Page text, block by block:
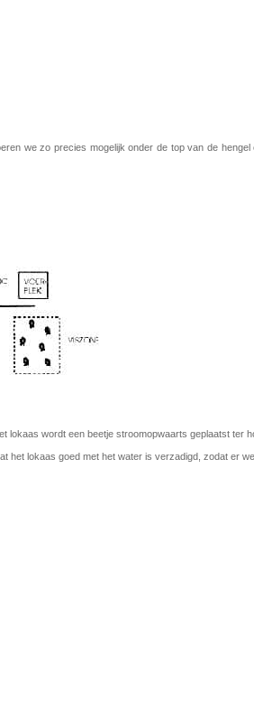
we zo precies mogelijk onder de top van de hengel
lokaas wordt een beetje stroomopwaarts geplaatst ter
het lokaas goed met het water is verzadigd, zodat er